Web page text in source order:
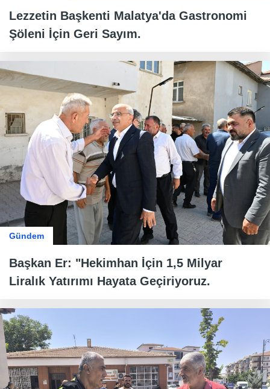
Lezzetin Başkenti Malatya'da Gastronomi
Şöleni İçin Geri Sayım.
Gündem
Başkan Er: "Hekimhan İçin 1,5 Milyar
Liralık Yatırımı Hayata Geçiriyoruz.